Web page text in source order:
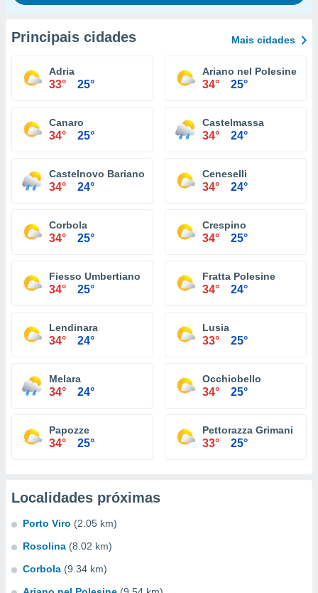
Principais cidades Mais cidades
Adria
33° 25°
Ariano nel Polesine
34° 25°
Canaro
34° 25°
Castelmassa
34° 24°
Castelnovo Bariano
34° 24°
Ceneselli
34° 24°
Corbola
34° 25°
Crespino
34° 25°
Fiesso Umbertiano
34° 25°
Fratta Polesine
34° 24°
Lendinara
34° 24°
Lusia
33° 25°
Melara
34° 24°
Occhiobello
34° 25°
Papozze
34° 25°
Pettorazza Grimani
33° 25°
Localidades próximas
Porto Viro (2.05 km)
Rosolina (8.02 km)
Corbola (9.34 km)